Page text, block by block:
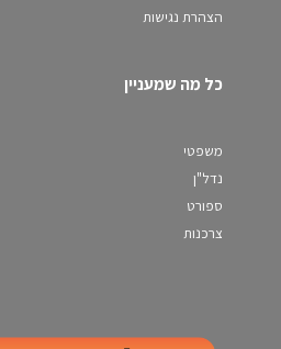
הצהרת נגישות
כל מה שמעניין
משפטי
נדל"ן
ספורט
צרכנות